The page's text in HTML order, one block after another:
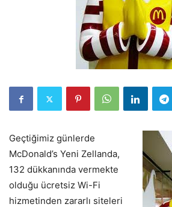
Geçtiğimiz günlerde
McDonald’s Yeni Zellanda,
132 dükkanında vermekte
olduğu ücretsiz Wi-Fi
hizmetinden zararlı siteleri